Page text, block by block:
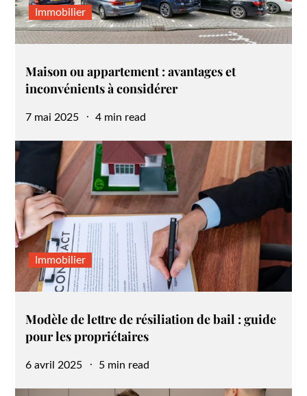
Immobilier
Maison ou appartement : avantages et
inconvénients à considérer
Posted
7 mai 2025 4 min read
Immobilier
Modèle de lettre de résiliation de bail : guide
pour les propriétaires
Posted
6 avril 2025 5 min read